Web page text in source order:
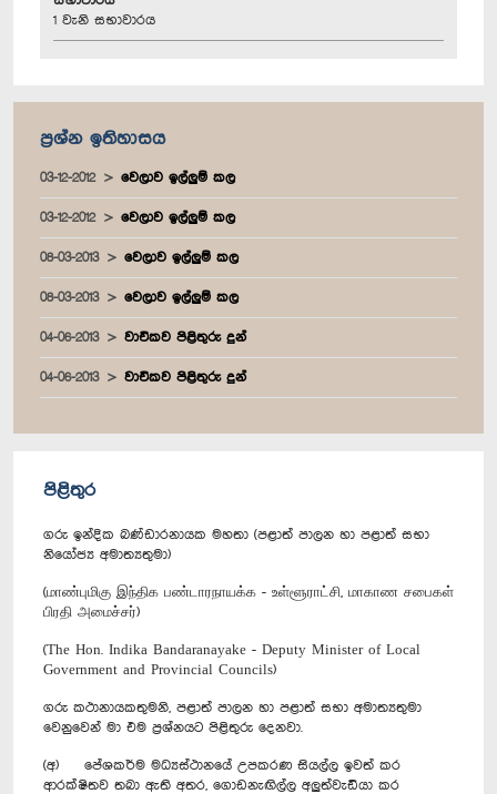
1 වැනි සභාවාරය
ප්‍රශ්න ඉතිහාසය
03-12-2012 වෙලාව ඉල්ලුම් කල
03-12-2012 වෙලාව ඉල්ලුම් කල
08-03-2013 වෙලාව ඉල්ලුම් කල
08-03-2013 වෙලාව ඉල්ලුම් කල
04-06-2013 වාචිකව පිළිතුරු දුන්
04-06-2013 වාචිකව පිළිතුරු දුන්
පිළිතුර
ගරු ඉන්දික බණ්ඩාරනායක මහතා (පළාත් පාලන හා පළාත් සභා
නියෝජ්‍ය අමාත්‍යතුමා)
(மாண்புமிகு இந்திக பண்டாரநாயக்க - உள்ளூராட்சி, மாகாண சபைகள்
பிரதி அமைச்சர்)
(The Hon. Indika Bandaranayake - Deputy Minister of Local
Government and Provincial Councils)
ගරු කථානායකතුමනි, පළාත් පාලන හා පළාත් සභා අමාත්‍යතුමා
වෙනුවෙන් මා එම ප්‍රශ්නයට පිළිතුරු දෙනවා.
(අ) පේශකර්ම මධ්‍යස්ථානයේ උපකරණ සියල්ල ඉවත් කර
ආරක්ෂිතව තබා ඇති අතර, ගොඩනැඟිල්ල අලුත්වැඩියා කර